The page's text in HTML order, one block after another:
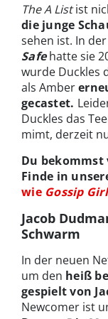
The A Listist
die junge
sehen ist. In der
Safehatte sie
wurde Duckles
als Amber
gecastet.
Duckles das
mimt, derzeit
Du bekommst
Finde in
wie Gossip Girl
Jacob
Schwarm
In der neuen
um den heiß
gespielt von
Newcomer ist